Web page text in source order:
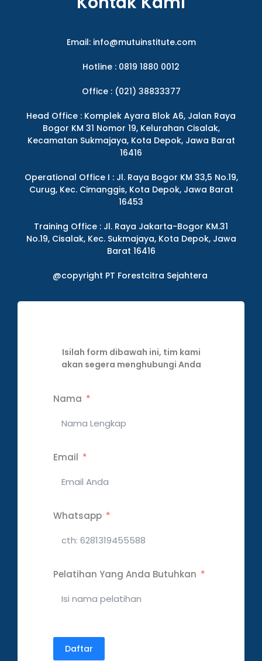
Email: info@mutuinstitute.com
Hotline : 0819 1880 0012
Office : (021) 38833377
Head Office : Komplek Ayara Blok A6, Jalan Raya
Bogor KM 31 Nomor 19, Kelurahan Cisalak,
Kecamatan Sukmajaya, Kota Depok, Jawa Barat
16416
Operational Office I : Jl. Raya Bogor KM 33,5 No.19,
Curug, Kec. Cimanggis, Kota Depok, Jawa Barat
16453
Training Office : Jl. Raya Jakarta-Bogor KM.31
No.19, Cisalak, Kec. Sukmajaya, Kota Depok, Jawa
Barat 16416
@copyright PT Forestcitra Sejahtera
Isilah form dibawah ini, tim kami
akan segera menghubungi Anda
Nama
Email
Whatsapp
Pelatihan Yang Anda Butuhkan
Daftar